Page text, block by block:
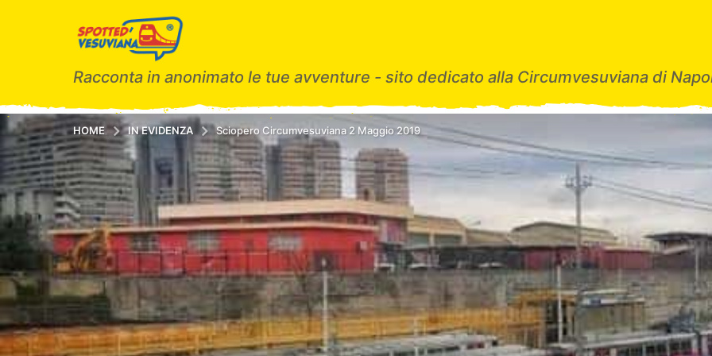
Racconta in anonimato le tue avventure - sito dedicato alla Circumvesuviana di
HOME IN EVIDENZA Sciopero Circumvesuviana 2 Maggio 2019